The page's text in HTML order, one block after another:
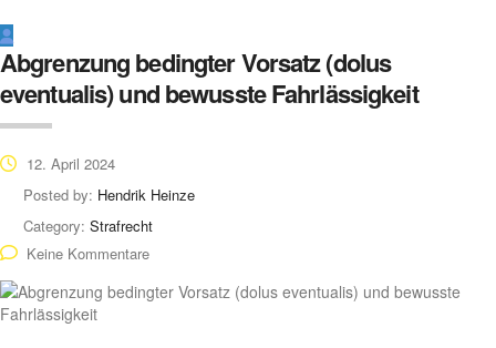
Abgrenzung bedingter Vorsatz (dolus
eventualis) und bewusste Fahrlässigkeit
12. April 2024
Posted by: Hendrik Heinze
Category: Strafrecht
Keine Kommentare